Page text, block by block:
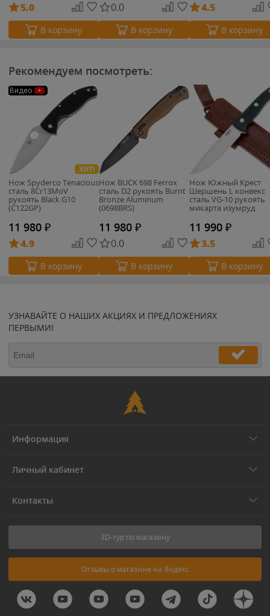
5.0
В корзину
0.0
В корзину
4.5
В корзину
Рекомендуем посмотреть:
Видео
ХИТ!
Нож Spyderco Tenacious
сталь 8Cr13MoV
рукоять Black G10
(C122GP)
11 980 ₽
4.9
В корзину
Нож BUCK 698 Ferrox
сталь D2 рукоять Burnt
Bronze Aluminum
(0698BRS)
11 980 ₽
0.0
В корзину
Нож Южный Крест
Шершень L конвекс
сталь VG-10 рукоять
микарта изумруд
(233.1952K)
11 990 ₽
3.5
В корзину
УЗНАВАЙТЕ О НАШИХ АКЦИЯХ И ПРЕДЛОЖЕНИЯХ
ПЕРВЫМИ!
Информация
Личный кабинет
Контакты
3D-тур по магазину
Отзывы о магазине на Яндекс